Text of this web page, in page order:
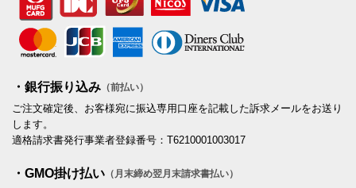
・銀行振り込み （前払い）
ご注文確定後、お客様宛に振込専用口座を記載した訴求メールをお送り
します。
適格請求書発行事業者登録番号：T6210001003017
・GMO掛け払い （月末締め翌月末請求書払い）